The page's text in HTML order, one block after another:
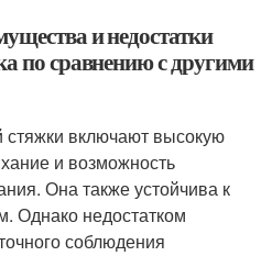
и недостатки
по сравнению с другими
включают высокую
и возможность
Она также устойчива к
Однако недостатком
соблюдения